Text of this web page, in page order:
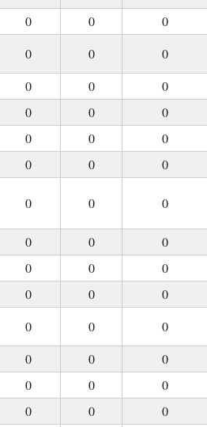
0 0
0
0 0
0
0 0
0
0 0
0
0 0
0
0 0
0
0 0 0
0 0
0
0 0
0
0 0
0
0 0
0
0 0
0
0 0
0
0 0
0